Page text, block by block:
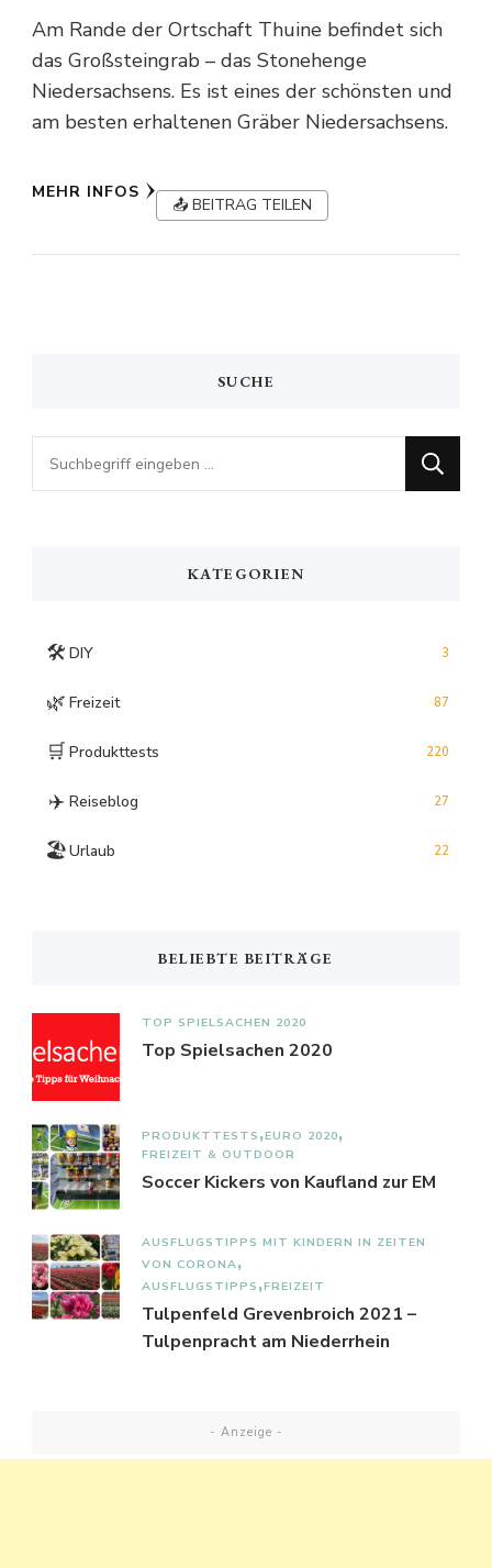
Am Rande der Ortschaft Thuine befindet sich
das Großsteingrab – das Stonehenge
Niedersachsens. Es ist eines der schönsten und
am besten erhaltenen Gräber Niedersachsens.
MEHR INFOS
📤 BEITRAG TEILEN
SUCHE
Looking
for
KATEGORIEN
🛠️ DIY 3
🌿 Freizeit 87
🛒 Produkttests 220
✈️ Reiseblog 27
🏖️Urlaub 22
BELIEBTE BEITRÄGE
TOP SPIELSACHEN 2020
Top Spielsachen 2020
PRODUKTTESTS EURO 2020
FREIZEIT & OUTDOOR
Soccer Kickers von Kaufland zur EM
AUSFLUGSTIPPS MIT KINDERN IN ZEITEN
VON CORONA
AUSFLUGSTIPPS FREIZEIT
Tulpenfeld Grevenbroich 2021 –
Tulpenpracht am Niederrhein
- Anzeige -